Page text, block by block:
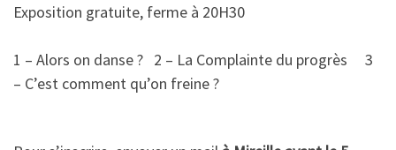
Exposition gratuite, ferme à 20H30
1 – Alors on danse ? 2 – La Complainte du progrès 3
– C’est comment qu’on freine ?